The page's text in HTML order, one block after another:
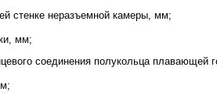
стенке неразъемной камеры, мм;
мм;
соединения полукольца плавающей